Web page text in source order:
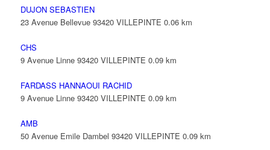
DUJON SEBASTIEN
23 Avenue Bellevue 93420 VILLEPINTE 0.06 km
CHS
9 Avenue Linne 93420 VILLEPINTE 0.09 km
FARDASS HANNAOUI RACHID
9 Avenue Linne 93420 VILLEPINTE 0.09 km
AMB
50 Avenue Emile Dambel 93420 VILLEPINTE 0.09 km